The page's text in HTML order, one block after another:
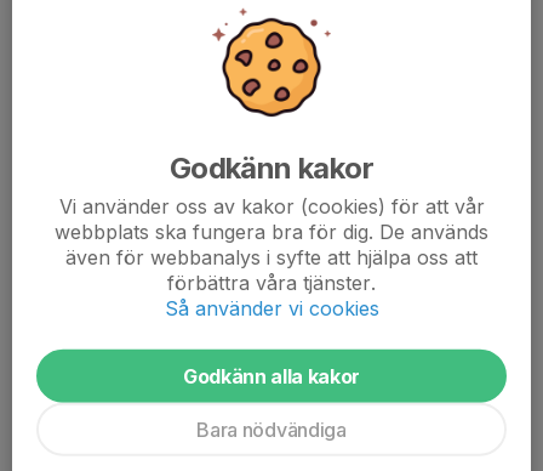
Allt sammantaget skapar vi en utvecklingsmiljö där varje spelare
ges möjlighet att växa, både på och utanför isen.
Vill du vara med är du varmt välkommen till ProTrain Arena!
Vill du delta på informationskvällen digitalt (via videolänk), hör av
hockeygymnasium@mjolbyhockey.com
Godkänn kakor
Vi använder oss av kakor (cookies) för att vår
webbplats ska fungera bra för dig. De används
även för webbanalys i syfte att hjälpa oss att
förbättra våra tjänster.
Så använder vi cookies
Godkänn alla kakor
Bara nödvändiga